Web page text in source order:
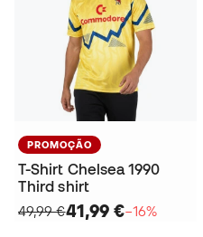
PROMOÇÃO
T-Shirt Chelsea 1990
Third shirt
49,99 €41,99 €−16%